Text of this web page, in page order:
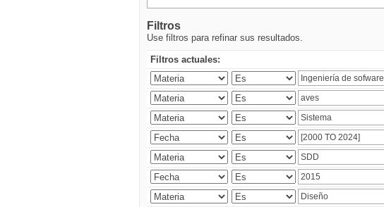
Filtros
Use filtros para refinar sus resultados.
Filtros actuales: